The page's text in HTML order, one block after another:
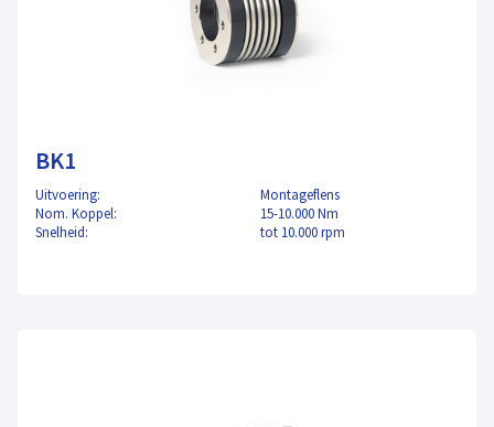
BK1
Uitvoering:
Montageflens
Nom. Koppel:
15-10.000 Nm
Snelheid:
tot 10.000 rpm